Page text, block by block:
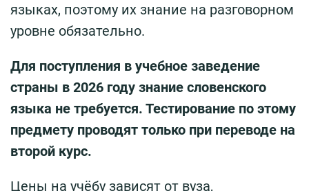
языках, поэтому их знание на разговорном
уровне обязательно.
Для поступления в учебное заведение
страны в 2026 году знание словенского
языка не требуется. Тестирование по этому
предмету проводят только при переводе на
второй курс.
Цены на учёбу зависят от вуза,